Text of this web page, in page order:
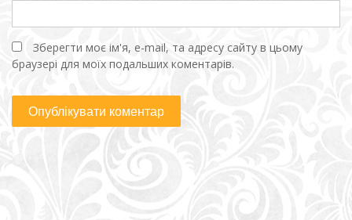
Зберегти моє ім'я, e-mail, та адресу сайту в цьому
браузері для моїх подальших коментарів.